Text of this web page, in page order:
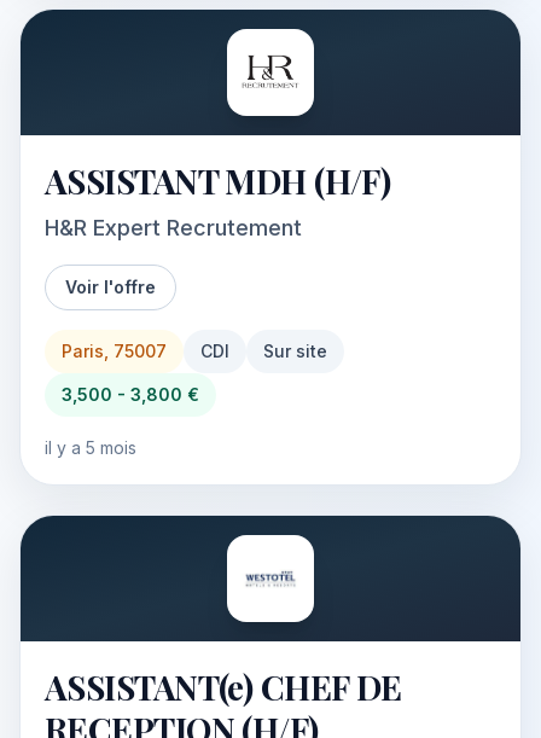
ASSISTANT MDH (H/F)
H&R Expert Recrutement
Voir l'offre
Paris, 75007 CDI Sur site
3,500 - 3,800 €
il y a 5 mois
ASSISTANT(e) CHEF DE
RECEPTION (H/F)